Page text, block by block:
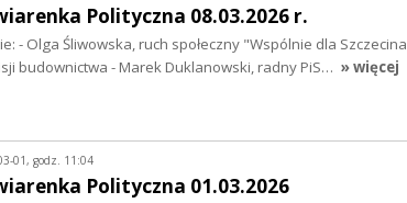
Polityczna 08.03.2026 r.
- Olga Śliwowska, ruch społeczny "Wspólnie dla
budownictwa - Marek Duklanowski, radny PiS… » więcej
01, godz. 11:04
Polityczna 01.03.2026